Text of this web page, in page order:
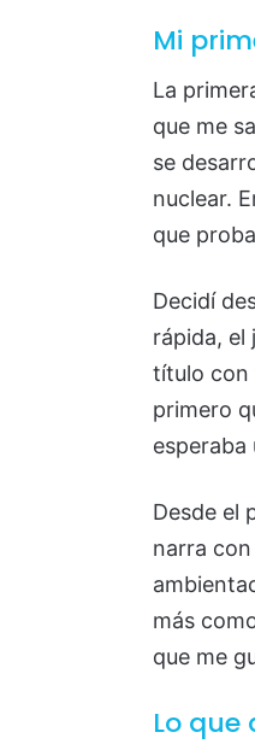
Mi
La
que me
se
nuclear.
que
Decidí
rápida, el
título con
primero
esperaba
Desde el
narra
más
que me
Lo